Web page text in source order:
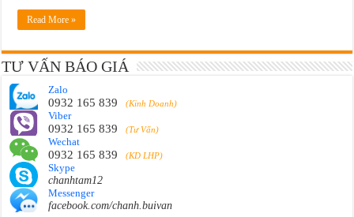
Read More »
TƯ VẤN BÁO GIÁ
Zalo
0932 165 839 (Kinh Doanh)
Viber
0932 165 839 (Tư Vấn)
Wechat
0932 165 839 (KD LHP)
Skype
chanhtam12
Messenger
facebook.com/chanh.buivan